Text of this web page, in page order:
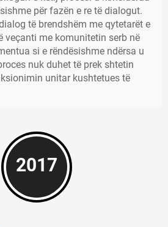
për fazën e re të dialogut.
të brendshëm me qytetarët e
veçanti me komunitetin serb në
si e rëndësishme ndërsa u
nuk duhet të prek shtetin
unitar kushtetues të
2017